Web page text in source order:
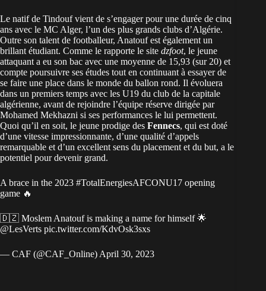
Le natif de Tindouf vient de s’engager pour une durée de cinq
ans avec le MC Alger, l’un des plus grands clubs d’Algérie.
Outre son talent de footballeur, Anatouf est également un
brillant étudiant. Comme le rapporte le site dzfoot, le jeune
attaquant a eu son bac avec une moyenne de 15,93 (sur 20) et
compte poursuivre ses études tout en continuant à essayer de
se faire une place dans le monde du ballon rond. Il évoluera
dans un premiers temps avec les U19 du club de la capitale
algérienne, avant de rejoindre l’équipe réserve dirigée par
Mohamed Mekhazni si ses performances le lui permettent.
Quoi qu’il en soit, le jeune prodige des Fennecs, qui est doté
d’une vitesse impressionnante, d’une qualité d’appels
remarquable et d’un excellent sens du placement et du but, a le
potentiel pour devenir grand.
A brace in the 2023 #TotalEnergiesAFCONU17 opening
game 🔥
🇩🇿 Moslem Anatouf is making a name for himself 🌟
@LesVerts pic.twitter.com/KdvOsk3sxs
— CAF (@CAF_Online) April 30, 2023